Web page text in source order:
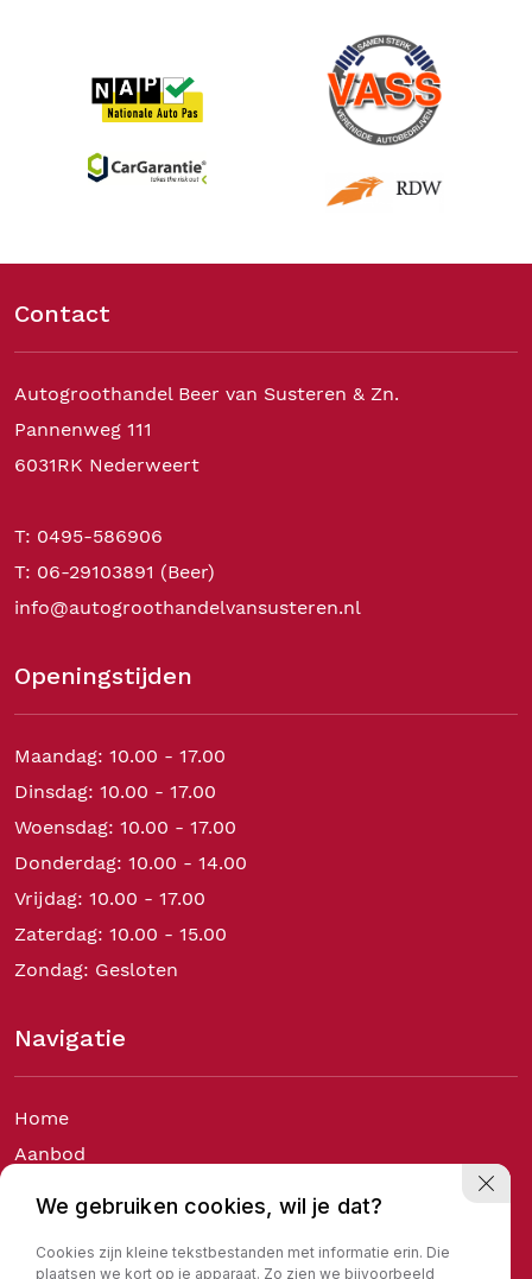
Contact
Autogroothandel Beer van Susteren & Zn.
Pannenweg 111
6031RK Nederweert
T: 0495-586906
T: 06-29103891 (Beer)
info@autogroothandelvansusteren.nl
Openingstijden
Maandag: 10.00 - 17.00
Dinsdag: 10.00 - 17.00
Woensdag: 10.00 - 17.00
Donderdag: 10.00 - 14.00
Vrijdag: 10.00 - 17.00
Zaterdag: 10.00 - 15.00
Zondag: Gesloten
Navigatie
Home
Aanbod
Over ons
Verkocht
We gebruiken cookies, wil je dat?
Cookies zijn kleine tekstbestanden met informatie erin. Die
plaatsen we kort op je apparaat. Zo zien we bijvoorbeeld